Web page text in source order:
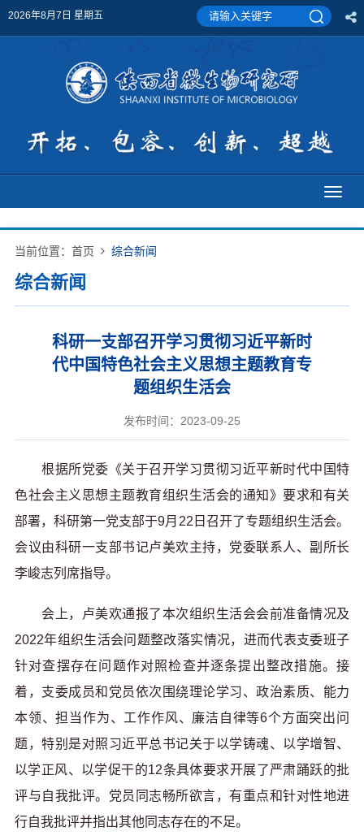
2026年8月7日 星期五
当前位置： 首页 综合新闻
综合新闻
科研一支部召开学习贯彻习近平新时
代中国特色社会主义思想主题教育专
题组织生活会
发布时间：2023-09-25
根据所党委《关于召开学习贯彻习近平新时代中国特
色社会主义思想主题教育组织生活会的通知》要求和有关
部署，科研第一党支部于9月22日召开了专题组织生活会。
会议由科研一支部书记卢美欢主持，党委联系人、副所长
李峻志列席指导。
会上，卢美欢通报了本次组织生活会会前准备情况及
2022年组织生活会问题整改落实情况，进而代表支委班子
针对查摆存在问题作对照检查并逐条提出整改措施。接
着，支委成员和党员依次围绕理论学习、政治素质、能力
本领、担当作为、工作作风、廉洁自律等6个方面突出问
题，特别是对照习近平总书记关于以学铸魂、以学增智、
以学正风、以学促干的12条具体要求开展了严肃踊跃的批
评与自我批评。党员同志畅所欲言，有重点和针对性地进
行自我批评并指出其他同志存在的不足。